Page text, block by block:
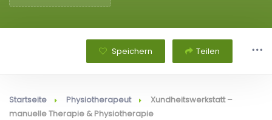
Speichern Teilen
Startseite Physiotherapeut
Xundheitswerkstatt –
manuelle Therapie & Physiotherapie